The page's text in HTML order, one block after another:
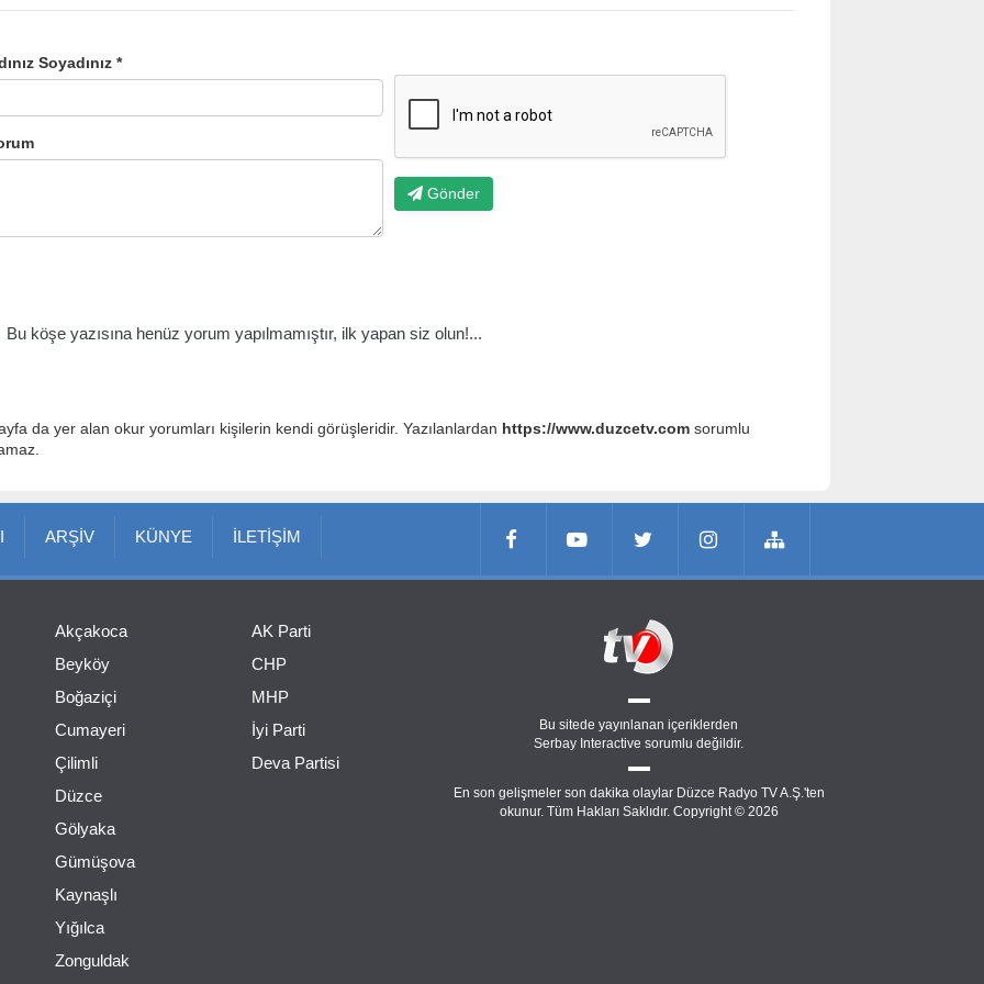
Soyadınız *
Gönder
Bu köşe yazısına henüz yorum yapılmamıştır, ilk yapan siz olun!...
da yer alan okur yorumları kişilerin kendi görüşleridir. Yazılanlardan https://www.duzcetv.comsorumlu
ARŞİV KÜNYE İLETİŞİM
Akçakoca
Beyköy
Boğaziçi
Cumayeri
Çilimli
Düzce
Gölyaka
Gümüşova
Kaynaşlı
Yığılca
Zonguldak
AK Parti
CHP
MHP
İyi Parti
Deva Partisi
Bu sitede yayınlanan içeriklerden
Serbay Interactive sorumlu değildir.
En son gelişmeler son dakika olaylar Düzce Radyo TV A.Ş.'ten
okunur. Tüm Hakları Saklıdır. Copyright © 2026